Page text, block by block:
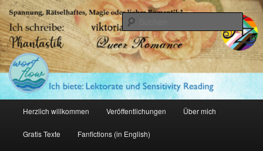
Zum
primären
Inhalt
springenAmalia Zeichnerin
Herzlich willkommen Veröffentlichungen Über mich
Gratis Texte Fanfictions (in English)